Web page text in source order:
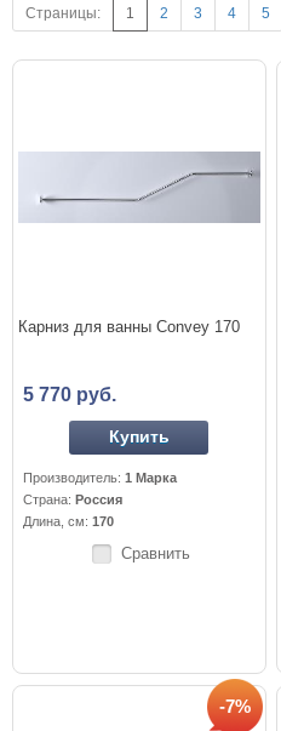
Страницы: 1 2 3 4 5
Карниз для ванны Convey 170
5 770 руб.
Купить
Производитель:1 Марка
Страна:Россия
Длина, см:170
Сравнить
-7%